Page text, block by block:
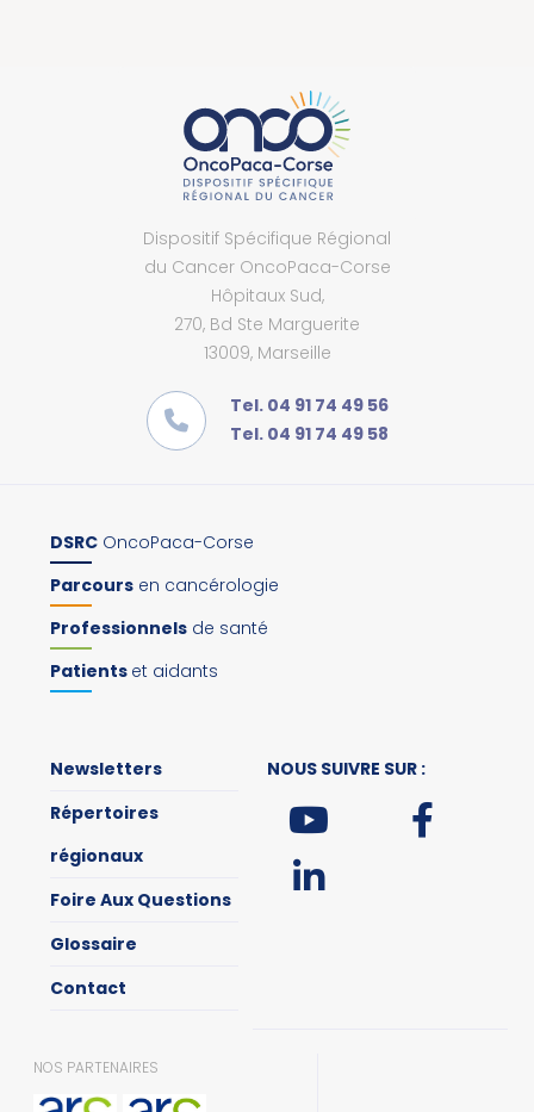
Dispositif Spécifique Régional
du Cancer OncoPaca-Corse
Hôpitaux Sud,
270, Bd Ste Marguerite
13009, Marseille
Tel. 04 91 74 49 56
Tel. 04 91 74 49 58
DSRC OncoPaca-Corse
Parcours en cancérologie
Professionnels de santé
Patients et aidants
Newsletters
Répertoires
régionaux
Foire Aux Questions
Glossaire
Contact
NOUS SUIVRE SUR :
NOS PARTENAIRES